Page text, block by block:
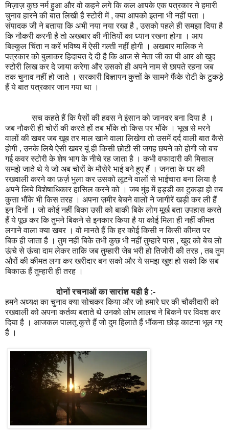
मिज़ाज़ कुछ नर्म हुआ और वो कहने लगे कि कल आपके एक पत्रकार ने हमारी
चुनाव हारने की बात लिखी है स्टोरी में , क्या आपको इतना भी नहीं पता ।
संपादक जी ने बताया कि अभी नया नया रखा है , उसको पहले ही समझा दिया है
कि नौकरी करनी है तो अखबार की नीतियों का ध्यान रखना होगा । आप
बिल्कुल चिंता न करें भविष्य में ऐसी गल्ती नहीं होगी । अखबार मालिक ने
पत्रकार को बुलाकर हिदायत दे दी है कि आज से नेता जी का पी आर ओ खुद
स्टोरी लिख कर दे जाया करेगा और उसको ही अपने नाम से छापते रहना जब
तक चुनाव नहीं हो जाते । सरकारी विज्ञापन कुत्तों के सामने फैंके रोटी के टुकड़े
हैं ये बात पत्रकार जान गया था ।
सच कहते हैं कि पैसों की हवस ने इंसान को जानवर बना दिया है ।
जब नौकरी ही चोरों की करते हों तब भौंके तो किस पर भौंके । भूख से मरने
वालों की खबर जब खूब तर माल खाने वाला लिखेगा तो उसमें दर्द वाली बात कैसे
होगी , उनके लिये ऐसी खबर यूं ही किसी छोटी सी जगह छपने को होगी जो बच
गई कवर स्टोरी के शेष भाग के नीचे रह जाता है । कभी वफादारी की मिसाल
समझे जाते थे ये जो अब चोरों के मौसेरे भाई बने हुए हैं । जनता के घर की
रखवाली करने का फ़र्ज़ भुला कर उसको लूटने वालों से भाईचारा बना लिया है
अपने लिये विशेषाधिकार हासिल करने को । जब मुंह में हड्डी का टुकड़ा हो तब
कुत्ता भौंके भी किस तरह । अपना ज़मीर बेचने वालों ने जागीरें खड़ी कर ली हैं
इन दिनों । जो कोई नहीं बिका उसी को बाकी बिके लोग मूर्ख बता उपहास करते
हैं ये पूछ कर कि तुमने बिकने से इनकार किया है या कोई मिला ही नहीं कीमत
लगाने वाला क्या खबर । वो मानते हैं कि हर कोई किसी न किसी कीमत पर
बिक ही जाता है । तुम नहीं बिके तभी कुछ भी नहीं तुम्हारे पास , खुद को बेच लो
ऊंचे से ऊंचा दाम लेकर ताकि जब तुम्हारी जेब भरी हो तिजोरी की तरह , तब तुम
औरों की कीमत लगा कर खरीदार बन सको और ये समझ खुश हो सको कि सब
बिकाऊ हैं तुम्हारी ही तरह ।
दोनों रचनाओं का सारांश यही है :-
हमने अध्यक्ष का चुनाव क्या सोचकर किया और जो हमारे घर की चौकीदारी को
रखवाली को अपना कर्तव्य बताते थे उनको लोभ लालच ने बिकने पर विवश कर
दिया है । आजकल पालतू कुत्ते हैं जो दुम हिलाते हैं भौंकना छोड़ काटना भूल गए
हैं ।